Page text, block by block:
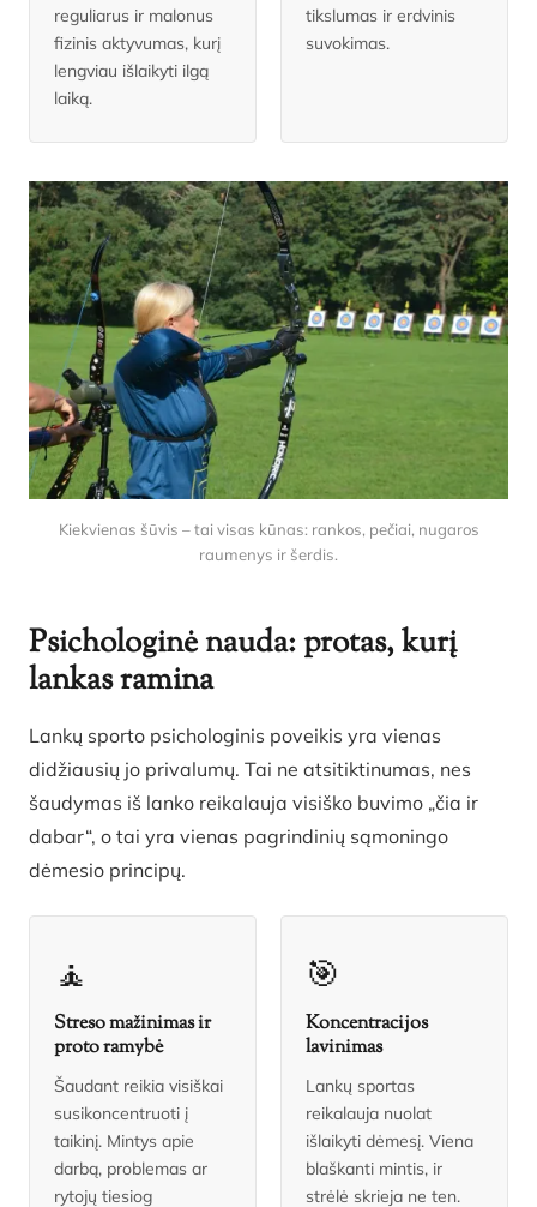
reguliarus ir malonus
fizinis aktyvumas, kurį
lengviau išlaikyti ilgą
laiką.
tikslumas ir erdvinis
suvokimas.
Kiekvienas šūvis – tai visas kūnas: rankos, pečiai, nugaros
raumenys ir šerdis.
Psichologinė nauda: protas, kurį
lankas ramina
Lankų sporto psichologinis poveikis yra vienas
didžiausių jo privalumų. Tai ne atsitiktinumas, nes
šaudymas iš lanko reikalauja visiško buvimo „čia ir
dabar“, o tai yra vienas pagrindinių sąmoningo
dėmesio principų.
🧘
Streso mažinimas ir
proto ramybė
Šaudant reikia visiškai
susikoncentruoti į
taikinį. Mintys apie
darbą, problemas ar
rytojų tiesiog
🎯
Koncentracijos
lavinimas
Lankų sportas
reikalauja nuolat
išlaikyti dėmesį. Viena
blaškanti mintis, ir
strėlė skrieja ne ten.